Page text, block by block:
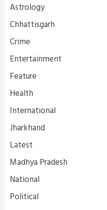
Astrology
Chhattisgarh
Crime
Entertainment
Feature
Health
International
Jharkhand
Latest
Madhya Pradesh
National
Political